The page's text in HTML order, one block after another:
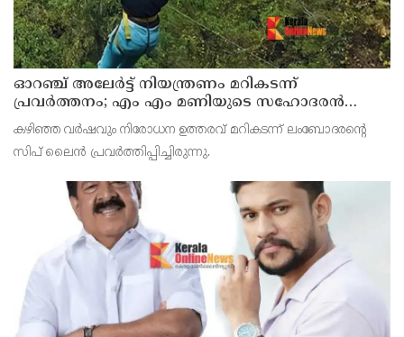
ഓറഞ്ച് അലേര്‍ട്ട് നിയന്ത്രണം മറികടന്ന്
പ്രവര്‍ത്തനം; എം എം മണിയുടെ സഹോദരന്‍
നടത്തുന്ന സിപ് ലൈന്‍ പൂട്ടിച്ച് അധികൃതര്‍
കഴിഞ്ഞ വര്‍ഷവും നിരോധന ഉത്തരവ് മറികടന്ന് ലംബോദരന്റെ
സിപ് ലൈന്‍ പ്രവര്‍ത്തിപ്പിച്ചിരുന്നു.